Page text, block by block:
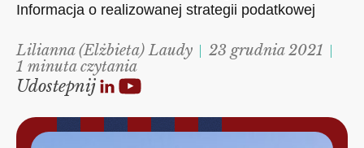
Informacja o realizowanej strategii podatkowej
Lilianna (Elżbieta) Laudy
23 grudnia 2021
1 minuta czytania
Udostepnij